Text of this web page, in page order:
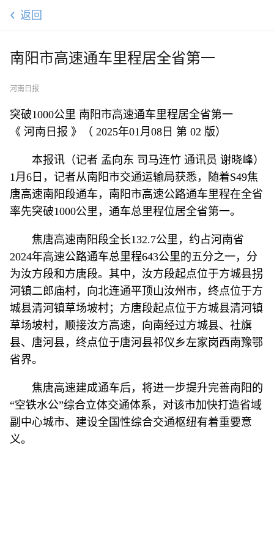
返回
南阳市高速通车里程居全省第一
河南日报
突破1000公里 南阳市高速通车里程居全省第一
《 河南日报 》（ 2025年01月08日 第 02 版）
本报讯（记者 孟向东 司马连竹 通讯员 谢晓峰）
1月6日，记者从南阳市交通运输局获悉，随着S49焦
唐高速南阳段通车，南阳市高速公路通车里程在全省
率先突破1000公里，通车总里程位居全省第一。
焦唐高速南阳段全长132.7公里，约占河南省
2024年高速公路通车总里程643公里的五分之一，分
为汝方段和方唐段。其中，汝方段起点位于方城县拐
河镇二郎庙村，向北连通平顶山汝州市，终点位于方
城县清河镇草场坡村；方唐段起点位于方城县清河镇
草场坡村，顺接汝方高速，向南经过方城县、社旗
县、唐河县，终点位于唐河县祁仪乡左家岗西南豫鄂
省界。
焦唐高速建成通车后，将进一步提升完善南阳的
“空铁水公”综合立体交通体系，对该市加快打造省域
副中心城市、建设全国性综合交通枢纽有着重要意
义。